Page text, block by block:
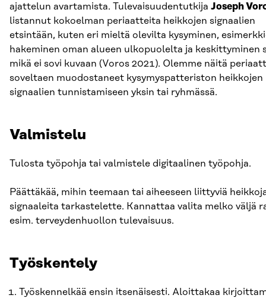
ajattelun avartamista. Tulevaisuudentutkija Joseph
listannut kokoelman periaatteita heikkojen signaalien
etsintään, kuten eri mieltä olevilta kysyminen,
hakeminen oman alueen ulkopuolelta ja keskittyminen
mikä ei sovi kuvaan (Voros 2021). Olemme näitä
soveltaen muodostaneet kysymyspatteriston heikkojen
signaalien tunnistamiseen yksin tai ryhmässä.
Valmistelu
Tulosta työpohja tai valmistele digitaalinen työpohja.
Päättäkää, mihin teemaan tai aiheeseen liittyviä
signaaleita tarkastelette. Kannattaa valita melko väljä
esim. terveydenhuollon tulevaisuus.
Työskentely
Työskennelkää ensin itsenäisesti. Aloittakaa